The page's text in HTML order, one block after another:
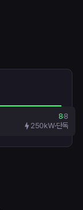
88
250kW단독